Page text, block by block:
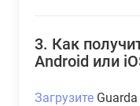
3. Как
Android или
Загрузите